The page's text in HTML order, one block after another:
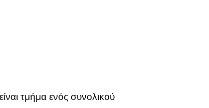
τμήμα ενός συνολικού